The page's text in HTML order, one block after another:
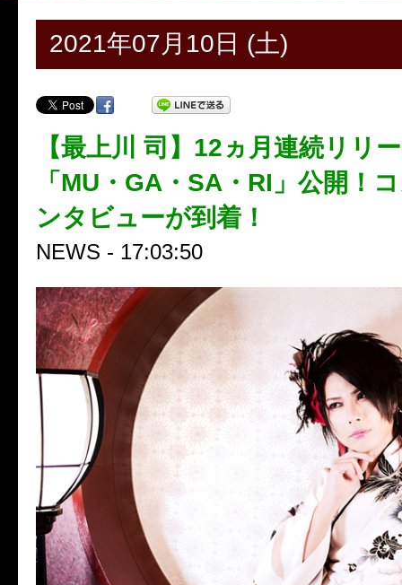
2021年07月10日 (土)
【最上川 司】12ヵ月連続リリ
「MU・GA・SA・RI」公開！
ンタビューが到着！
NEWS - 17:03:50